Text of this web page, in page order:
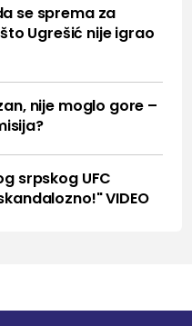
se sprema za
Ugrešić nije igrao
nije moglo gore –
srpskog UFC
VIDEO